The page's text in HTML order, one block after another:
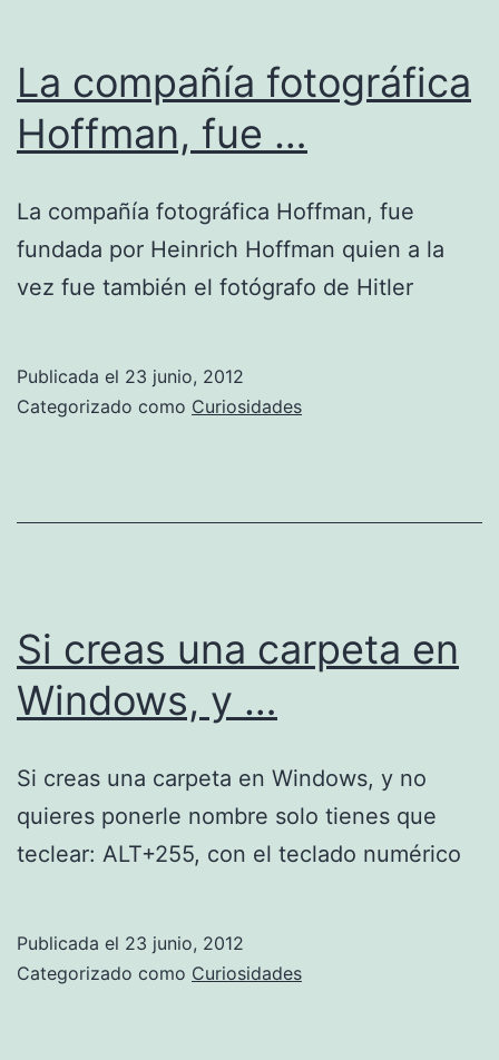
La compañía fotográfica
Hoffman, fue …
La compañía fotográfica Hoffman, fue
fundada por Heinrich Hoffman quien a la
vez fue también el fotógrafo de Hitler
Publicada el 23 junio, 2012
Categorizado como Curiosidades
Si creas una carpeta en
Windows, y …
Si creas una carpeta en Windows, y no
quieres ponerle nombre solo tienes que
teclear: ALT+255, con el teclado numérico
Publicada el 23 junio, 2012
Categorizado como Curiosidades